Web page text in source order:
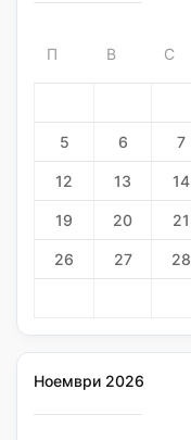
П В С
5 6 7
12 13 14
19 20 21
26 27 28
Ноември 2026